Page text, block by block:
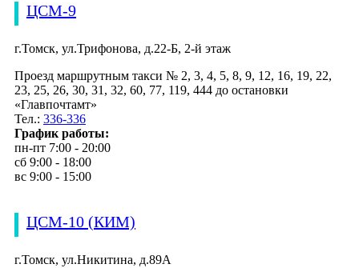
ЦСМ-9
г.Томск, ул.Трифонова, д.22-Б, 2-й этаж
Проезд маршрутным такси № 2, 3, 4, 5, 8, 9, 12, 16, 19, 22,
23, 25, 26, 30, 31, 32, 60, 77, 119, 444 до остановки
«Главпочтамт»
Тел.: 336-336
График работы:
пн-пт 7:00 - 20:00
сб 9:00 - 18:00
вс 9:00 - 15:00
ЦСМ-10 (КИМ)
г.Томск, ул.Никитина, д.89А